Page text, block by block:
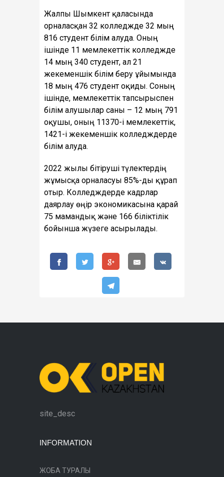
Жалпы Шымкент қаласында
орналасқан 32 колледжде 32 мың
816 студент білім алуда. Оның
ішінде 11 мемлекеттік колледжде
14 мың 340 студент, ал 21
жекеменшік білім беру ұйымында
18 мың 476 студент оқиды. Соның
ішінде, мемлекеттік тапсырыспен
білім алушылар саны – 12 мың 791
оқушы, оның 11370-і мемлекеттік,
1421-і жекеменшік колледждерде
білім алуда.
2022 жылы бітіруші түлектердің
жұмысқа орналасуы 85%-ды құрап
отыр. Колледждерде кадрлар
даярлау өңір экономикасына қарай
75 мамандық және 166 біліктілік
бойынша жүзеге асырылады.
site_desc
INFORMATION
ЖОБА ТУРАЛЫ